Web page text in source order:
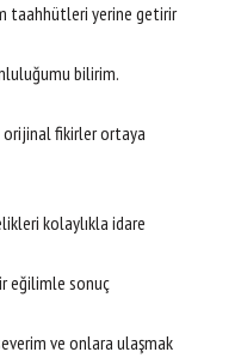
taahhütleri yerine getirir
bilirim.
orijinal fikirler ortaya
kolaylıkla idare
eğilimle sonuç
ve onlara ulaşmak